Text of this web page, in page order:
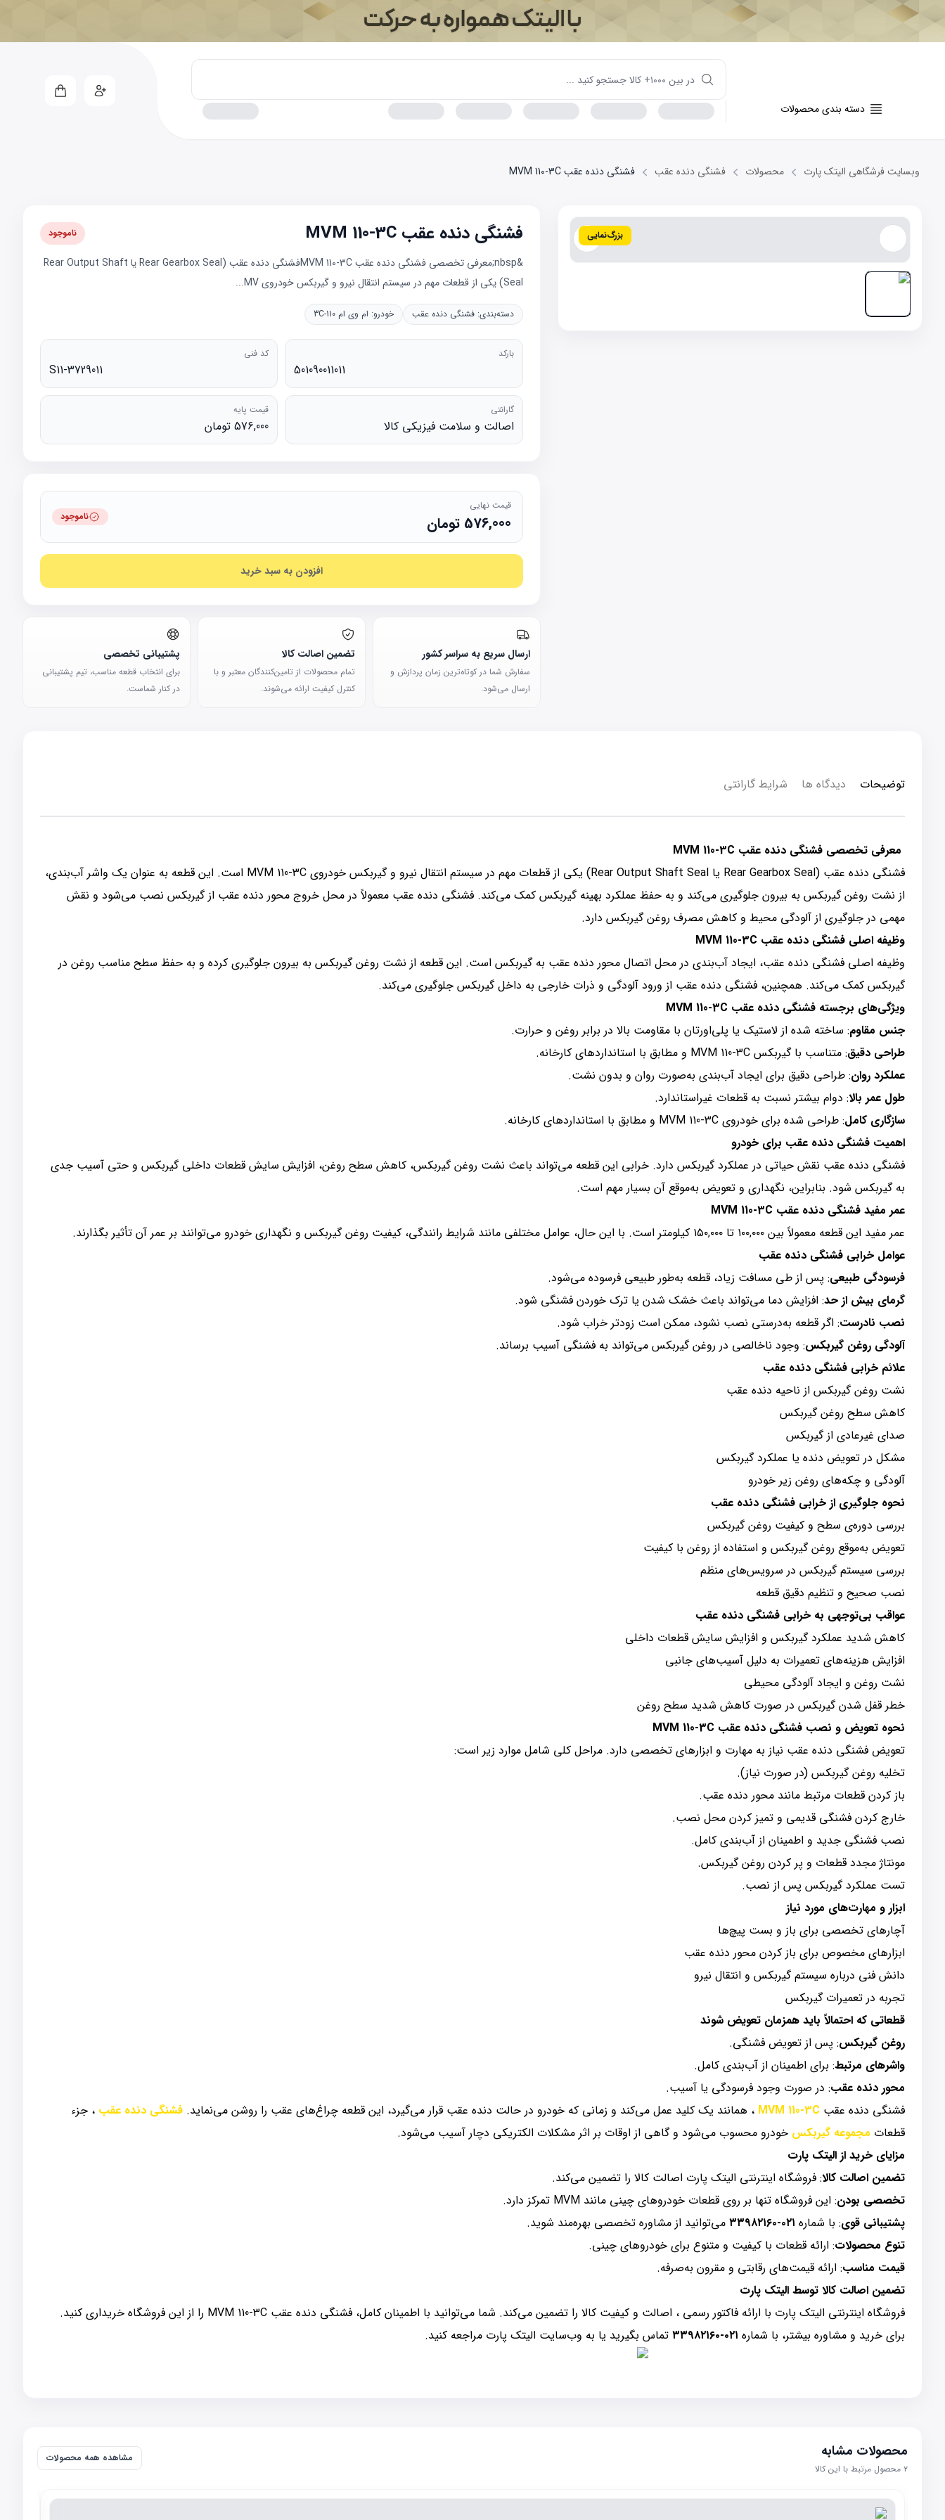
دسته بندی محصولات
وبسایت فرشگاهی الیتک پارت محصولات فشنگی دنده عقب فشنگی دنده عقب MVM 110-3C
بزرگ‌نمایی فشنگی دنده عقب MVM 110-3C ناموجود
&nbsp;معرفی تخصصی فشنگی دنده عقب MVM 110-3Cفشنگی دنده عقب (Rear Gearbox Seal یا Rear Output Shaft
Seal) یکی از قطعات مهم در سیستم انتقال نیرو و گیربکس خودروی MV...
دسته‌بندی:فشنگی دنده عقب خودرو: ام وی ام 110-3C
بارکد
501090011011
کد فنی
S11-3729011
گارانتی
اصالت و سلامت فیزیکی کالا
قیمت پایه
576,000 تومان
قیمت نهایی
576,000 تومان ناموجود
افزودن به سبد خرید
ارسال سریع به سراسر کشور
سفارش شما در کوتاه‌ترین زمان پردازش و
ارسال می‌شود.
تضمین اصالت کالا
تمام محصولات از تامین‌کنندگان معتبر و با
کنترل کیفیت ارائه می‌شوند.
پشتیبانی تخصصی
برای انتخاب قطعه مناسب، تیم پشتیبانی
در کنار شماست.
توضیحات دیدگاه ها شرایط گارانتی
معرفی تخصصی فشنگی دنده عقب MVM 110-3C
فشنگی دنده عقب (Rear Gearbox Seal یا Rear Output Shaft Seal) یکی از قطعات مهم در سیستم انتقال نیرو و گیربکس خودروی MVM 110-3C است. این قطعه به عنوان یک واشر آب‌بندی،
از نشت روغن گیربکس به بیرون جلوگیری می‌کند و به حفظ عملکرد بهینه گیربکس کمک می‌کند. فشنگی دنده عقب معمولاً در محل خروج محور دنده عقب از گیربکس نصب می‌شود و نقش
مهمی در جلوگیری از آلودگی محیط و کاهش مصرف روغن گیربکس دارد.
وظیفه اصلی فشنگی دنده عقب MVM 110-3C
وظیفه اصلی فشنگی دنده عقب، ایجاد آب‌بندی در محل اتصال محور دنده عقب به گیربکس است. این قطعه از نشت روغن گیربکس به بیرون جلوگیری کرده و به حفظ سطح مناسب روغن در
گیربکس کمک می‌کند. همچنین، فشنگی دنده عقب از ورود آلودگی و ذرات خارجی به داخل گیربکس جلوگیری می‌کند.
ویژگی‌های برجسته فشنگی دنده عقب MVM 110-3C
جنس مقاوم: ساخته شده از لاستیک یا پلی‌اورتان با مقاومت بالا در برابر روغن و حرارت.
طراحی دقیق: متناسب با گیربکس MVM 110-3C و مطابق با استانداردهای کارخانه.
عملکرد روان: طراحی دقیق برای ایجاد آب‌بندی به‌صورت روان و بدون نشت.
طول عمر بالا: دوام بیشتر نسبت به قطعات غیراستاندارد.
سازگاری کامل: طراحی شده برای خودروی MVM 110-3C و مطابق با استانداردهای کارخانه.
اهمیت فشنگی دنده عقب برای خودرو
فشنگی دنده عقب نقش حیاتی در عملکرد گیربکس دارد. خرابی این قطعه می‌تواند باعث نشت روغن گیربکس، کاهش سطح روغن، افزایش سایش قطعات داخلی گیربکس و حتی آسیب جدی
به گیربکس شود. بنابراین، نگهداری و تعویض به‌موقع آن بسیار مهم است.
عمر مفید فشنگی دنده عقب MVM 110-3C
عمر مفید این قطعه معمولاً بین ۱۰۰,۰۰۰ تا ۱۵۰,۰۰۰ کیلومتر است. با این حال، عوامل مختلفی مانند شرایط رانندگی، کیفیت روغن گیربکس و نگهداری خودرو می‌توانند بر عمر آن تأثیر بگذارند.
عوامل خرابی فشنگی دنده عقب
فرسودگی طبیعی: پس از طی مسافت زیاد، قطعه به‌طور طبیعی فرسوده می‌شود.
گرمای بیش از حد: افزایش دما می‌تواند باعث خشک شدن یا ترک خوردن فشنگی شود.
نصب نادرست: اگر قطعه به‌درستی نصب نشود، ممکن است زودتر خراب شود.
آلودگی روغن گیربکس: وجود ناخالصی در روغن گیربکس می‌تواند به فشنگی آسیب برساند.
علائم خرابی فشنگی دنده عقب
نشت روغن گیربکس از ناحیه دنده عقب
کاهش سطح روغن گیربکس
صدای غیرعادی از گیربکس
مشکل در تعویض دنده یا عملکرد گیربکس
آلودگی و چکه‌های روغن زیر خودرو
نحوه جلوگیری از خرابی فشنگی دنده عقب
بررسی دوره‌ی سطح و کیفیت روغن گیربکس
تعویض به‌موقع روغن گیربکس و استفاده از روغن با کیفیت
بررسی سیستم گیربکس در سرویس‌های منظم
نصب صحیح و تنظیم دقیق قطعه
عواقب بی‌توجهی به خرابی فشنگی دنده عقب
کاهش شدید عملکرد گیربکس و افزایش سایش قطعات داخلی
افزایش هزینه‌های تعمیرات به دلیل آسیب‌های جانبی
نشت روغن و ایجاد آلودگی محیطی
خطر قفل شدن گیربکس در صورت کاهش شدید سطح روغن
نحوه تعویض و نصب فشنگی دنده عقب MVM 110-3C
تعویض فشنگی دنده عقب نیاز به مهارت و ابزارهای تخصصی دارد. مراحل کلی شامل موارد زیر است:
تخلیه روغن گیربکس (در صورت نیاز).
باز کردن قطعات مرتبط مانند محور دنده عقب.
خارج کردن فشنگی قدیمی و تمیز کردن محل نصب.
نصب فشنگی جدید و اطمینان از آب‌بندی کامل.
مونتاژ مجدد قطعات و پر کردن روغن گیربکس.
تست عملکرد گیربکس پس از نصب.
ابزار و مهارت‌های مورد نیاز
آچارهای تخصصی برای باز و بست پیچ‌ها
ابزارهای مخصوص برای باز کردن محور دنده عقب
دانش فنی درباره سیستم گیربکس و انتقال نیرو
تجربه در تعمیرات گیربکس
قطعاتی که احتمالاً باید همزمان تعویض شوند
روغن گیربکس: پس از تعویض فشنگی.
واشرهای مرتبط: برای اطمینان از آب‌بندی کامل.
محور دنده عقب: در صورت وجود فرسودگی یا آسیب.
فشنگی دنده عقب MVM 110-3C ، همانند یک کلید عمل می‌کند و زمانی که خودرو در حالت دنده عقب قرار می‌گیرد، این قطعه چراغ‌های عقب را روشن می‌نماید. فشنگی دنده عقب ، جزء
قطعات مجموعه گیربکس خودرو محسوب می‌شود و گاهی از اوقات بر اثر مشکلات الکتریکی دچار آسیب می‌شود.
مزایای خرید از الیتک پارت
تضمین اصالت کالا: فروشگاه اینترنتی الیتک پارت اصالت کالا را تضمین می‌کند.
تخصصی بودن: این فروشگاه تنها بر روی قطعات خودروهای چینی مانند MVM تمرکز دارد.
پشتیبانی قوی: با شماره ۰۲۱-۳۳۹۸۲۱۶۰
می‌توانید از مشاوره تخصصی بهره‌مند شوید.
تنوع محصولات: ارائه قطعات با کیفیت و متنوع برای خودروهای چینی.
قیمت مناسب: ارائه قیمت‌های رقابتی و مقرون به‌صرفه.
تضمین اصالت کالا توسط الیتک پارت
فروشگاه اینترنتی الیتک پارت با ارائه فاکتور رسمی ، اصالت و کیفیت کالا را تضمین می‌کند. شما می‌توانید با اطمینان کامل، فشنگی دنده عقب MVM 110-3C را از این فروشگاه خریداری کنید.
برای خرید و مشاوره بیشتر، با شماره ۰۲۱-۳۳۹۸۲۱۶۰ تماس بگیرید یا به وب‌سایت الیتک پارت مراجعه کنید.
محصولات مشابه
۲ محصول مرتبط با این کالا
مشاهده همه محصولات